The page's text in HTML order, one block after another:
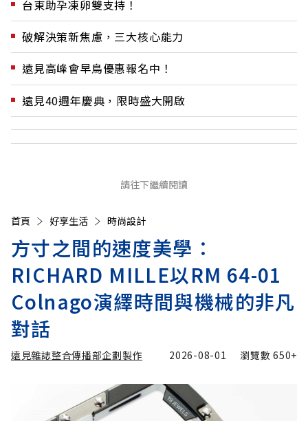
台東助孕凍卵雙支持！
破解決策新焦慮，三大核心能力
遠見高峰會早鳥優惠報名中！
遠見40週年慶典，限時盛大開啟
請往下繼續閱讀
首頁 好享生活 時尚設計
方寸之間的速度美學：
RICHARD MILLE以RM 64-01
Colnago演繹時間與機械的非凡
對話
遠見雜誌整合傳播部企劃製作 2026-08-01 瀏覽數650+